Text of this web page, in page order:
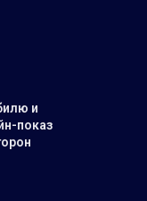
и
показ